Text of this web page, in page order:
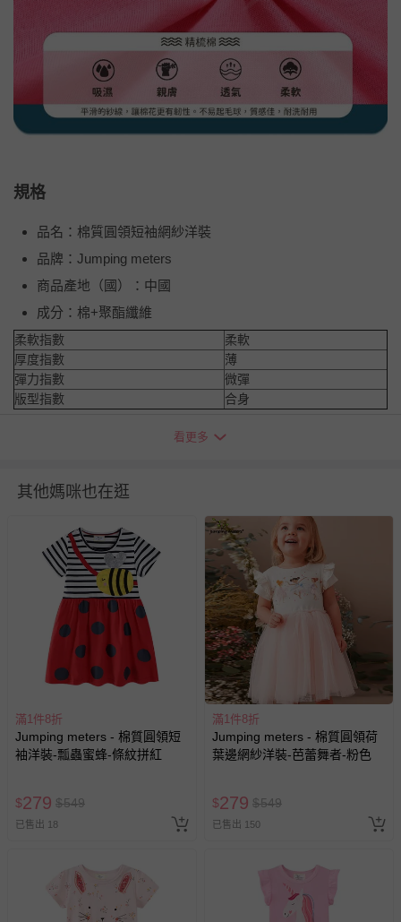
規格
品名：棉質圓領短袖網紗洋裝
品牌：Jumping meters
商品產地（國）：中國
成分：棉+聚酯纖維
柔軟指數
柔軟
厚度指數
薄
彈力指數
微彈
版型指數
合身
4T
48/56
29
12
52/60 31
13
54/62 33
14
※尺寸為平鋪測量，因測量方式不同，可能存在1-3cm誤差，敬請
※由於螢幕顯示、拍攝光線、個人認知不同等因素，可能會造成略
有色差，請依收到實物顏色為準哦。
退換貨須知
您所購買的商品享有7天的鑑賞期／猶豫期權益，但此期間
並非試用期，您所退回的商品必須是未經使用的全新狀態，
包含完整包裝、配件、說明文件及贈品等。
退貨，您可至『查詢訂單』>『已出貨』中查詢該筆訂單，
並點選『我要退貨』即可進行申請。若有相關退貨問題，請
與服務，謝謝。
針對滿件折/滿額贈…等活動，如因部份退貨，而該訂單保
看更多
其他媽咪也在逛
滿1件8折
Jumping meters - 棉質圓領短
袖洋裝-瓢蟲蜜蜂-條紋拼紅
$279 $549
已售出 18
滿1件8折
Jumping meters - 棉質圓領荷
葉邊網紗洋裝-芭蕾舞者-粉色
$279 $549
已售出 150